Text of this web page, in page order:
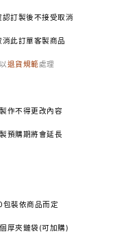
訂製後不接受取消
此訂單客製商品
退貨規範處理
作不得更改內容
預購期將會延長
裝依商品而定
厚夾鏈袋(可加購)